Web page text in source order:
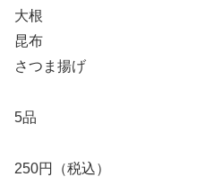
大根
昆布
さつま揚げ
5品
250円（税込）